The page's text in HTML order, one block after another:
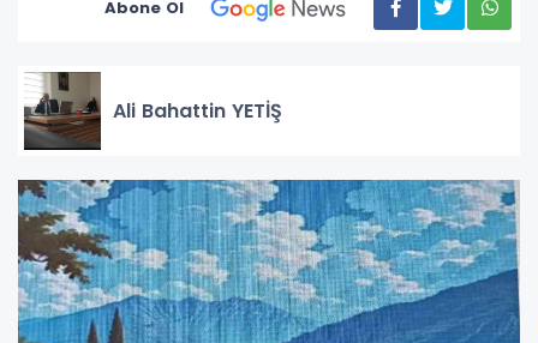
Abone Ol
Ali Bahattin YETİŞ